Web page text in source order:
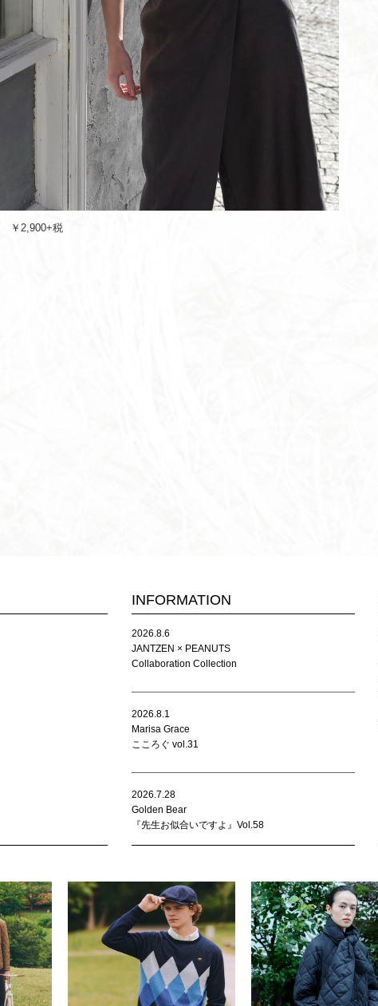
￥2,900+税
INFORMATION
2026.8.6
JANTZEN × PEANUTS
Collaboration Collection
2026.8.1
Marisa Grace
こころぐ vol.31
2026.7.28
Golden Bear
『先生お似合いですよ』Vol.58